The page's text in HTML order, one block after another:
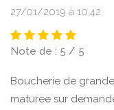
27/01/2019 à 10:42
Note de : 5 / 5
Boucherie de
maturee sur